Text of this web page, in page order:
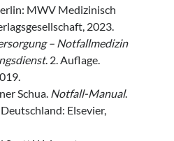
MWV Medizinisch
2023.
– Notfallmedizin
. 2. Auflage.
Schua. Notfall-Manual.
Elsevier,